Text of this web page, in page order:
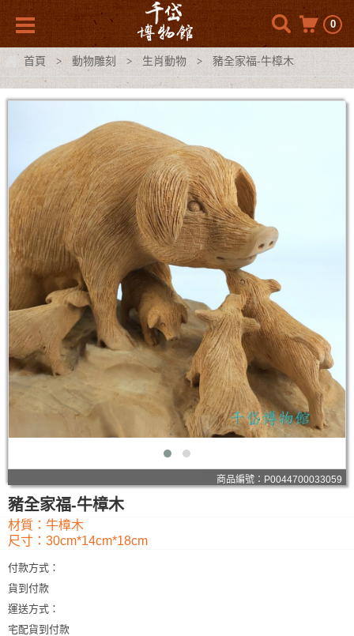
0
首頁 > 動物雕刻 > 生肖動物 > 豬全家福-牛樟木
商品編號：P0044700033059
豬全家福-牛樟木
材質：牛樟木
尺寸：30cm*14cm*18cm
付款方式：
貨到付款
運送方式：
宅配貨到付款